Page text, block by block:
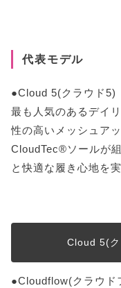
代表モデル
●Cloud 5(クラウド5)
最も人気のあるデイ
性の高いメッシュア
CloudTec®ソールが
と快適な履き心地を
Cloud 5(ク
●Cloudflow(クラウド